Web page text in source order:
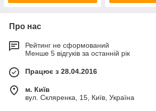
Про нас
Рейтинг не сформований
Менше 5 відгуків за останній рік
Працює з 28.04.2016
м. Київ
вул. Скляренка, 15, Київ, Україна